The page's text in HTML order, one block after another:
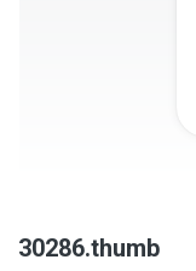
30286.thumb